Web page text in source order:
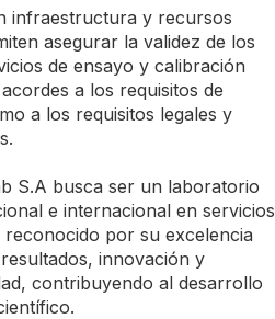
infraestructura y recursos
asegurar la validez de los
de ensayo y calibración
a los requisitos de
a los requisitos legales y
S.A busca ser un laboratorio
e internacional en servicios
por su excelencia
innovación y
contribuyendo al desarrollo